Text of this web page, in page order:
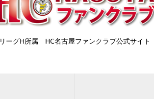
リーグH所属 HC名古屋ファンクラブ公式サイト